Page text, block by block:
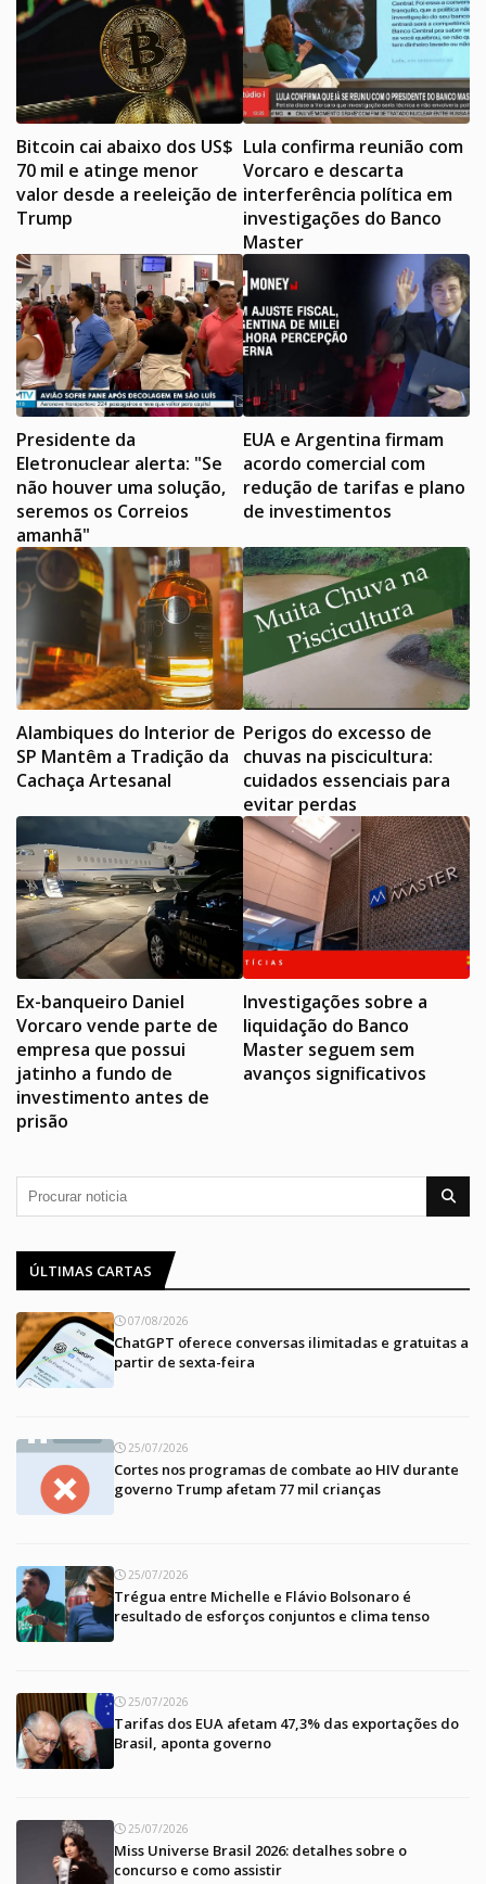
Bitcoin cai abaixo dos US$
70 mil e atinge menor
valor desde a reeleição de
Trump
Lula confirma reunião com
Vorcaro e descarta
interferência política em
investigações do Banco
Master
Presidente da
Eletronuclear alerta: "Se
não houver uma solução,
seremos os Correios
amanhã"
EUA e Argentina firmam
acordo comercial com
redução de tarifas e plano
de investimentos
Alambiques do Interior de
SP Mantêm a Tradição da
Cachaça Artesanal
Perigos do excesso de
chuvas na piscicultura:
cuidados essenciais para
evitar perdas
Ex-banqueiro Daniel
Vorcaro vende parte de
empresa que possui
jatinho a fundo de
investimento antes de
prisão
Investigações sobre a
liquidação do Banco
Master seguem sem
avanços significativos
ÚLTIMAS CARTAS
07/08/2026
ChatGPT oferece conversas ilimitadas e gratuitas a
partir de sexta-feira
25/07/2026
Cortes nos programas de combate ao HIV durante
governo Trump afetam 77 mil crianças
25/07/2026
Trégua entre Michelle e Flávio Bolsonaro é
resultado de esforços conjuntos e clima tenso
25/07/2026
Tarifas dos EUA afetam 47,3% das exportações do
Brasil, aponta governo
25/07/2026
Miss Universe Brasil 2026: detalhes sobre o
concurso e como assistir